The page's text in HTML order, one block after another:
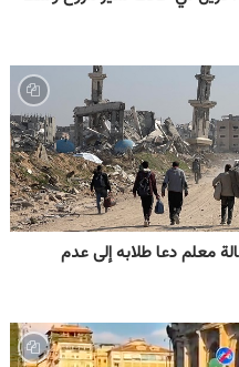
معلم دعا طلابه إلى عدم